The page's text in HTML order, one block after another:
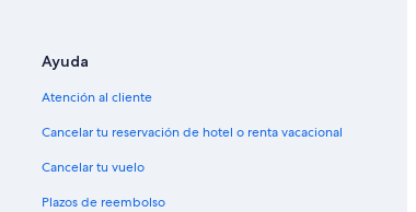
Ayuda
Atención al cliente
Cancelar tu reservación de hotel o renta vacacional
Cancelar tu vuelo
Plazos de reembolso